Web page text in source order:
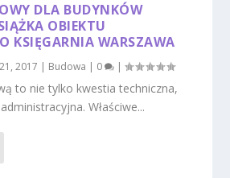
DLA BUDYNKÓW
OBIEKTU
KSIĘGARNIA WARSZAWA
2017 | Budowa | 0 |
to nie tylko kwestia techniczna,
Właściwe...